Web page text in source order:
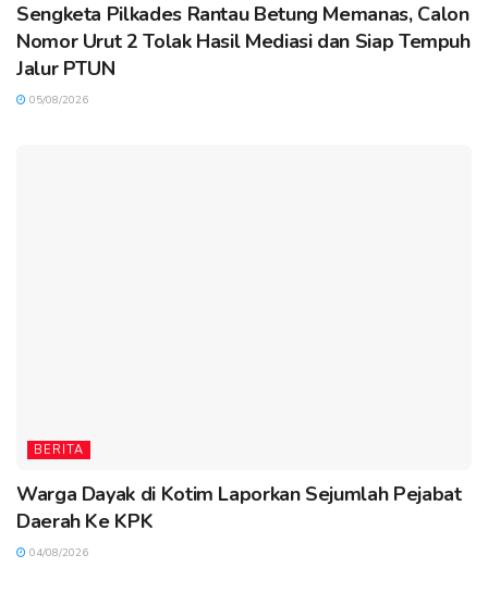
Sengketa Pilkades Rantau Betung Memanas, Calon
Nomor Urut 2 Tolak Hasil Mediasi dan Siap Tempuh
Jalur PTUN
05/08/2026
BERITA
Warga Dayak di Kotim Laporkan Sejumlah Pejabat
Daerah Ke KPK
04/08/2026